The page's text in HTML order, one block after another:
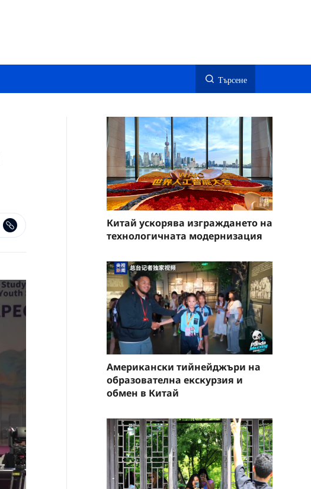
Търсене
Китай ускорява изграждането на
технологичната модернизация
Американски тийнейджъри на
образователна екскурзия и
обмен в Китай